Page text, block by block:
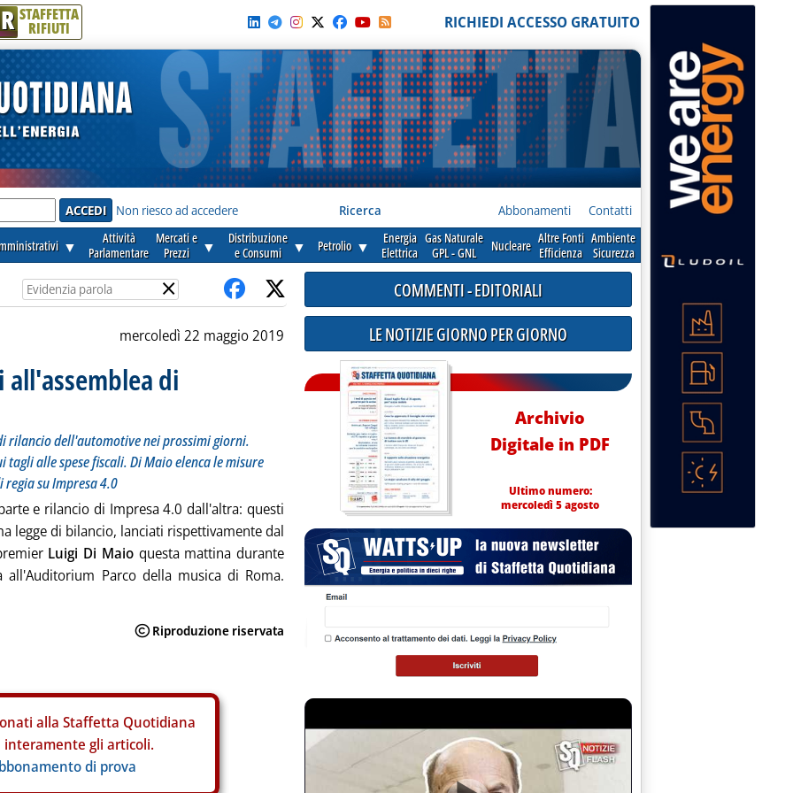
R STAFFETTA
RIFIUTI RICHIEDI ACCESSO GRATUITO
Non riesco ad accedere Ricerca Abbonamenti Contatti
▼
Attività
Parlamentare
Mercati e
Prezzi
▼
Distribuzione
e Consumi
▼ Petrolio ▼
Energia
Elettrica
Gas Naturale
GPL - GNL
Nucleare Altre Fonti
Efficienza
Ambiente
Sicurezza
×
mercoledì 22 maggio 2019
all'assemblea di
rilancio dell'automotive nei prossimi giorni.
alle spese fiscali. Di Maio elenca le misure
su Impresa 4.0
e rilancio di Impresa 4.0 dall'altra: questi
legge di bilancio, lanciati rispettivamente dal
Luigi Di Maioquesta mattina durante
all'Auditorium Parco della musica di Roma.
alla Staffetta Quotidiana
interamente gli articoli.
di prova
COMMENTI - EDITORIALI
LE NOTIZIE GIORNO PER GIORNO
Archivio
Digitale in PDF
Ultimo numero:
mercoledì 5 agosto